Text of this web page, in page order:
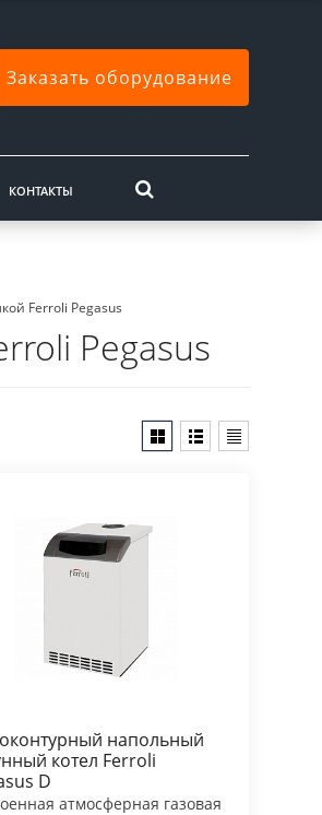
Заказать оборудование
КОНТАКТЫ
Ferroli Pegasus
Pegasus
напольный
котел Ferroli
D
атмосферная газовая